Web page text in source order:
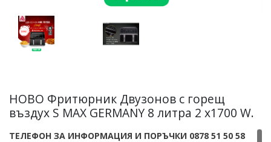
НОВО Фритюрник Двyзoнoв с горещ
въздух S MAX GERMANY 8 литра 2 х1700 W.
ТЕЛЕФОН ЗА ИНФОРМАЦИЯ И ПОРЪЧКИ 0878 51 50 58